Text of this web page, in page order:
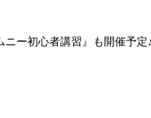
ニー初心者講習』も開催予